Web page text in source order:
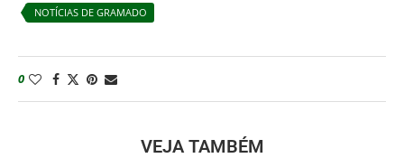
NOTÍCIAS DE GRAMADO
0
VEJA TAMBÉM